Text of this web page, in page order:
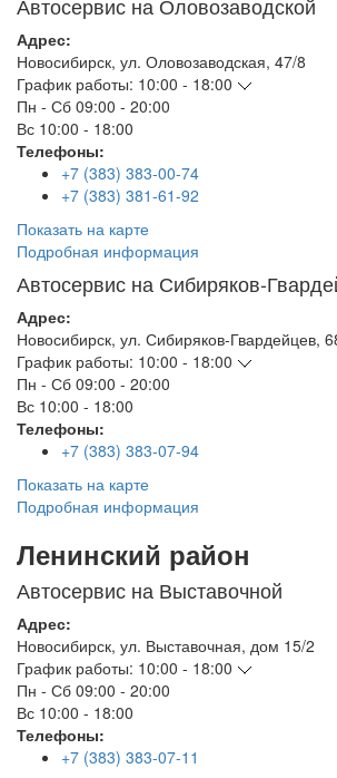
Автосервис на Оловозаводской
Адрес:
Новосибирск, ул. Оловозаводская, 47/8
График работы: 10:00 - 18:00
Пн - Сб 09:00 - 20:00
Вс 10:00 - 18:00
Телефоны:
+7 (383) 383-00-74
+7 (383) 381-61-92
Показать на карте
Подробная информация
Автосервис на Сибиряков-
Адрес:
Новосибирск, ул. Сибиряков-Гвардейцев,
График работы: 10:00 - 18:00
Пн - Сб 09:00 - 20:00
Вс 10:00 - 18:00
Телефоны:
+7 (383) 383-07-94
Показать на карте
Подробная информация
Ленинский район
Автосервис на Выставочной
Адрес:
Новосибирск, ул. Выставочная, дом 15/2
График работы: 10:00 - 18:00
Пн - Сб 09:00 - 20:00
Вс 10:00 - 18:00
Телефоны:
+7 (383) 383-07-11